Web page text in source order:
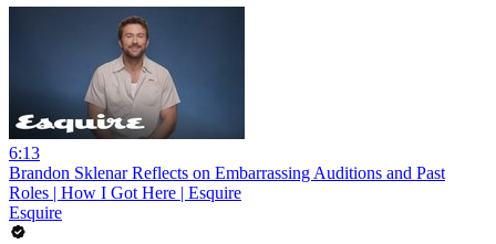
6:13
Brandon Sklenar Reflects on Embarrassing Auditions and Past
Roles | How I Got Here | Esquire
Esquire